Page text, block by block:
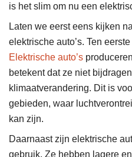
is het slim om nu een
Laten we eerst eens kijken
elektrische auto’s. Ten
Elektrische auto’s
betekent dat ze niet
klimaatverandering. Dit is
gebieden, waar
kan zijn.
Daarnaast zijn elektrische
gebruik. Ze hebben lagere